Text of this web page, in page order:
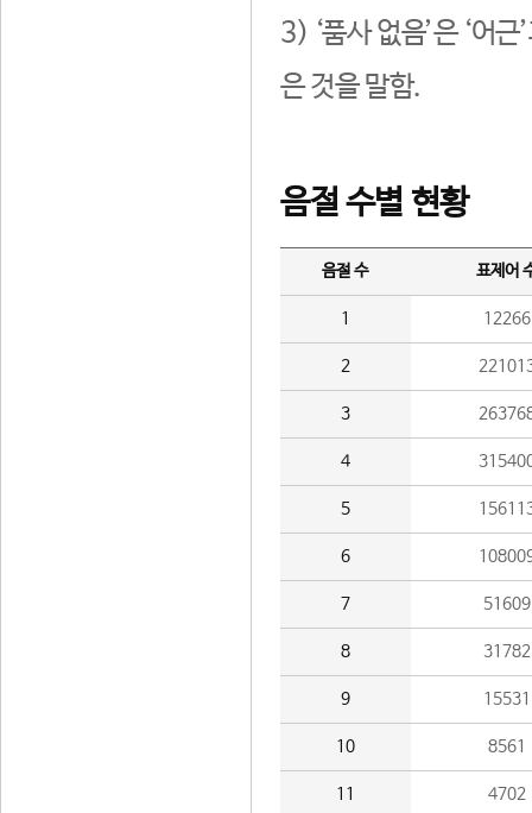
3) ‘품사 없음’은 ‘어
은 것을 말함.
음절 수별 현황
음절 수 표제어
1 12266
2
3
4
5
6
7 51609
8 31782
9 15531
10 8561
11 4702